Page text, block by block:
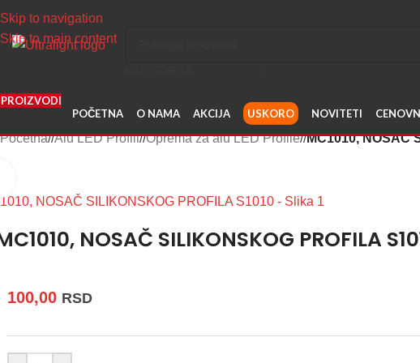
Skip to navigation
Skip to main content
PROIZVODI
POČETNA
O NAMA AKCIJA USKORO NOVITETI
Početna/ Alu LED Profili/ Oprema za alu LED Profile/ MC1010, NOSAČ
NOSAČ SILIKONSKOG PROFILA
100,00 RSD